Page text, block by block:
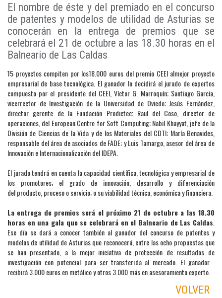
El nombre de éste y del premiado en el concurso
de patentes y modelos de utilidad de Asturias se
conocerán en la entrega de premios que se
celebrará el 21 de octubre a las 18.30 horas en el
Balneario de Las Caldas
15 proyectos compiten por los18.000 euros del premio CEEI almejor proyecto
empresarial de base tecnológica. El ganador lo decidirá el jurado de expertos
compuesto por el presidente del CEEI, Víctor G. Marroquín; Santiago García,
vicerrector de Investigación de la Universidad de Oviedo; Jesús Fernández,
director gerente de la Fundación Prodictec; Raul del Coso, director de
operaciones, del European Centre for Soft Computing; Nabil Khayyat, jefe de la
División de Ciencias de la Vida y de los Materiales del CDTI; María Benavides,
responsable del área de asociados de FADE; y Luis Tamargo, asesor del área de
Innovación e Internacionalización del IDEPA.
El jurado tendrá en cuenta la capacidad científica, tecnológica y empresarial de
los promotores; el grado de innovación, desarrollo y diferenciación
del producto, proceso o servicio; o su viabilidad técnica, económica y financiera.
La entrega de premios será el próximo 21 de octubre a las 18.30
horas en una gala que se celebrará en el Balneario de Las Caldas
Ese día se dará a conocer también al ganador del concurso de patentes y
modelos de utilidad de Asturias que reconocerá, entre las ocho propuestas que
se han presentado, a la mejor iniciativa de protección de resultados de
investigación con potencial para ser transferida al mercado. El ganador
recibirá 3.000 euros en metálico y otros 3.000 más en asesoramiento experto.
VOLVER